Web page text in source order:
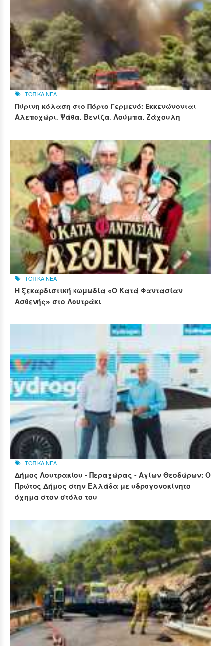
ΤΟΠΙΚΑ ΝΕΑ
Πύρινη κόλαση στο Πόρτο Γερμενό: Εκκενώνονται
Αλεποχώρι, Ψάθα, Βενίζα, Λούμπα, Ζάχουλη
ΤΟΠΙΚΑ ΝΕΑ
Η ξεκαρδιστική κωμωδία «Ο Κατά Φαντασίαν
Ασθενής» στο Λουτράκι
ΤΟΠΙΚΑ ΝΕΑ
Δήμος Λουτρακίου - Περαχώρας - Αγίων Θεοδώρων: Ο
Πρώτος Δήμος στην Ελλάδα με υδρογονοκίνητο
όχημα στον στόλο του